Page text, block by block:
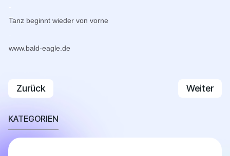
Tanz beginnt wieder von vorne
www.bald-eagle.de
Vorheriger Beitrag: 06.07. Aktueller Uralt-
Zurück Nächster
Weiter
KATEGORIEN